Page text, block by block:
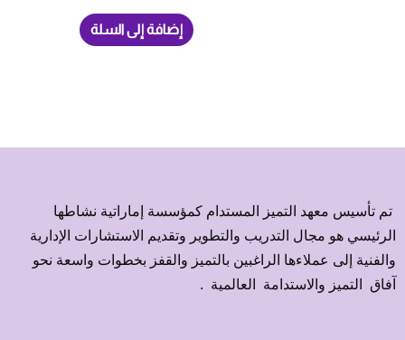
إضافة إلى السلة
تم تأسيس معهد التميز المستدام كمؤسسة إماراتية نشاطها
الرئيسي هو مجال التدريب والتطوير وتقديم الاستشارات الإدارية
والفنية إلى عملاءها الراغبين بالتميز والقفز بخطوات واسعة نحو
آفاق التميز والاستدامة العالمية .